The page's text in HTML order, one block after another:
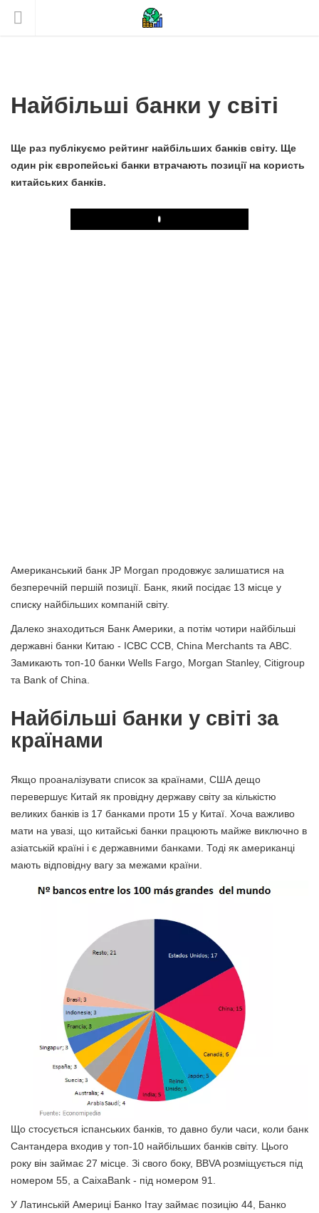
Найбільші банки у світі
Ще раз публікуємо рейтинг найбільших банків світу. Ще
один рік європейські банки втрачають позиції на користь
китайських банків.
Play
Американський банк JP Morgan продовжує залишатися на
безперечній першій позиції. Банк, який посідає 13 місце у
списку найбільших компаній світу.
Далеко знаходиться Банк Америки, а потім чотири найбільші
державні банки Китаю - ICBC CCB, China Merchants та ABC.
Замикають топ-10 банки Wells Fargo, Morgan Stanley, Citigroup
та Bank of China.
Найбільші банки у світі за
країнами
Якщо проаналізувати список за країнами, США дещо
перевершує Китай як провідну державу світу за кількістю
великих банків із 17 банками проти 15 у Китаї. Хоча важливо
мати на увазі, що китайські банки працюють майже виключно в
азіатській країні і є державними банками. Тоді як американці
мають відповідну вагу за межами країни.
Що стосується іспанських банків, то давно були часи, коли банк
Сантандера входив у топ-10 найбільших банків світу. Цього
року він займає 27 місце. Зі свого боку, BBVA розміщується під
номером 55, а CaixaBank - під номером 91.
У Латинській Америці Банко Ітау займає позицію 44, Банко